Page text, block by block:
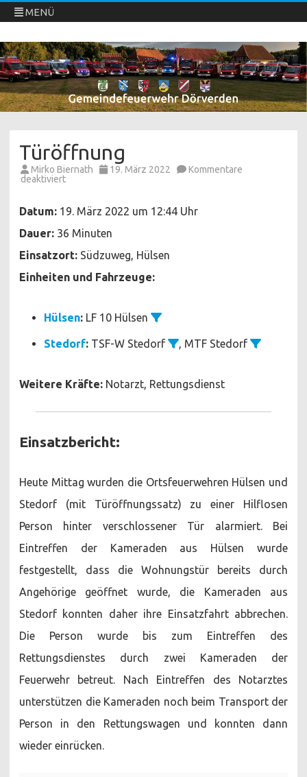
MENÜ
Freiwillige Feuerwehren Dörverden
Direkt
zum
Inhalt
springen
Türöffnung
Mirko Biernath 19. März 2022
Kommentare
deaktiviertfür
Datum: 19. März 2022 um 12:44 Uhr
Dauer: 36 Minuten
Einsatzort: Südzuweg, Hülsen
Einheiten und Fahrzeuge:
Hülsen: LF 10 Hülsen
Stedorf: TSF-W Stedorf , MTF Stedorf
Weitere Kräfte: Notarzt, Rettungsdienst
Einsatzbericht:
Heute Mittag wurden die Ortsfeuerwehren Hülsen und
Stedorf (mit Türöffnungssatz) zu einer Hilflosen
Person hinter verschlossener Tür alarmiert. Bei
Eintreffen der Kameraden aus Hülsen wurde
festgestellt, dass die Wohnungstür bereits durch
Angehörige geöffnet wurde, die Kameraden aus
Stedorf konnten daher ihre Einsatzfahrt abbrechen.
Die Person wurde bis zum Eintreffen des
Rettungsdienstes durch zwei Kameraden der
Feuerwehr betreut. Nach Eintreffen des Notarztes
unterstützen die Kameraden noch beim Transport der
Person in den Rettungswagen und konnten dann
wieder einrücken.